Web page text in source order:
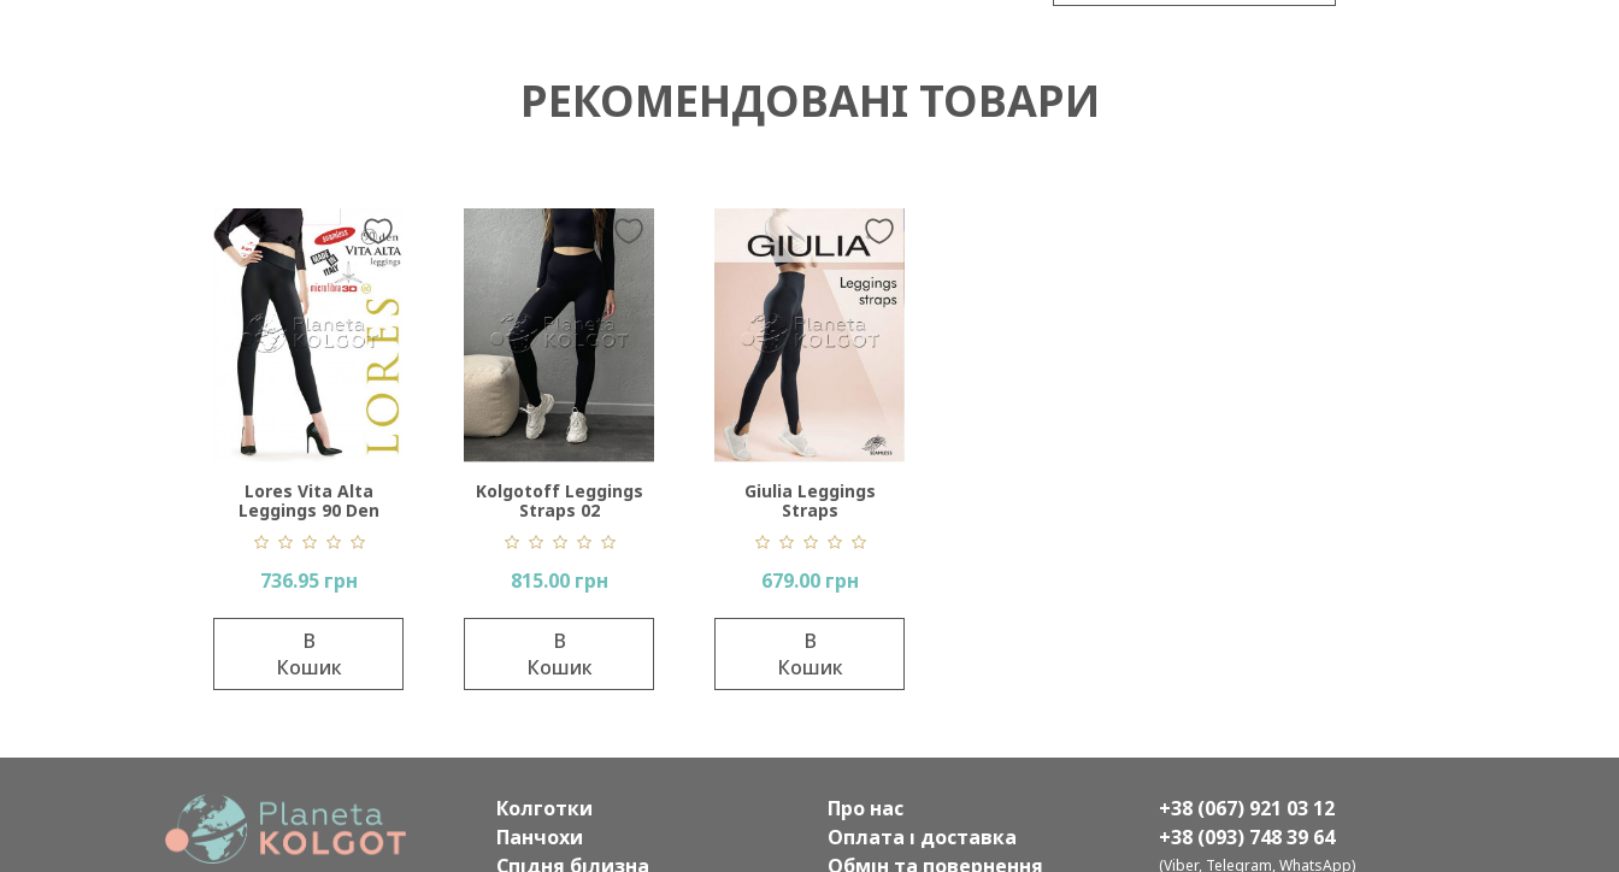
РЕКОМЕНДОВАНІ ТОВАРИ
Lores Vita Alta
Leggings 90 Den
736.95 грн
В
Кошик
Kolgotoff Leggings
Straps 02
815.00 грн
В
Кошик
Giulia Leggings
Straps
679.00 грн
В
Кошик
Колготки
Панчохи
Спідня білизна
Про нас
Оплата і доставка
Обмін та повернення
+38 (067) 921 03 12
+38 (093) 748 39 64
(Viber, Telegram, WhatsApp)